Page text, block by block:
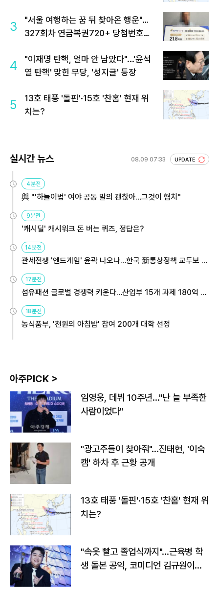
3
"서울 여행하는 꿈 뒤 찾아온 행운"…
327회차 연금복권720+ 당첨번호조
4
"이재명 탄핵, 얼마 안 남았다"...'윤석
열 탄핵' 맞힌 무당, '성지글' 등장
5
13호 태풍 '돌핀'·15호 '찬홈' 현재 위
치는?
실시간 뉴스 08.09 07:33 UPDATE
4분전
與 "'하늘이법' 여야 공동 발의 괜찮아…그것이 협치"
9분전
'캐시딜' 캐시워크 돈 버는 퀴즈, 정답은?
14분전
관세전쟁 '엔드게임' 윤곽 나오나…한국 新통상정책 교두보 활
용해야
17분전
섬유패션 글로벌 경쟁력 키운다…산업부 15개 과제 180억 지
원
18분전
농식품부, '천원의 아침밥' 참여 200개 대학 선정
아주PICK >
임영웅, 데뷔 10주년…"난 늘 부족한
사람이었다"
"광고주들이 찾아줘"…진태현, '이숙
캠' 하차 후 근황 공개
13호 태풍 '돌핀'·15호 '찬홈' 현재 위
치는?
"속옷 빨고 졸업식까지"…근육병 학
생 돌본 공익, 코미디언 김규원이었